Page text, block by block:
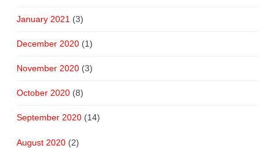
January 2021 (3)
December 2020(1)
November 2020(3)
October 2020(8)
September 2020(14)
August 2020(2)